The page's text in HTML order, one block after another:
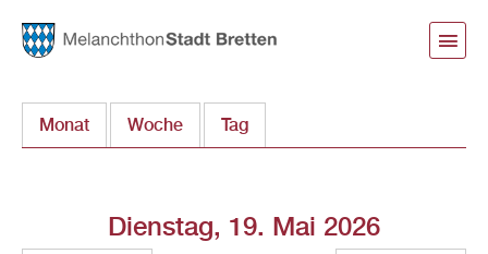
Monat Woche Tag
Dienstag, 19. Mai 2026